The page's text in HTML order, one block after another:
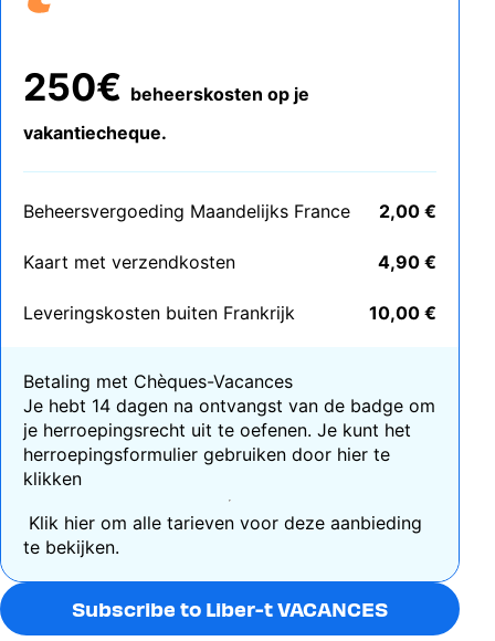
250€ beheerskosten op je
vakantiecheque.
Beheersvergoeding Maandelijks France 2,00 €
Kaart met verzendkosten 4,90 €
Leveringskosten buiten Frankrijk 10,00 €
Betaling met Chèques-Vacances
Je hebt 14 dagen na ontvangst van de badge om
je herroepingsrecht uit te oefenen. Je kunt het
herroepingsformulier gebruiken door hier te
klikken
Klik hier om alle tarieven voor deze aanbieding
te bekijken.
Subscribe to Liber-t VACANCES